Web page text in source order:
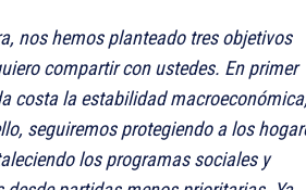
nos hemos planteado tres objetivos
compartir con ustedes. En primer
costa la estabilidad
seguiremos protegiendo a los
los programas sociales y